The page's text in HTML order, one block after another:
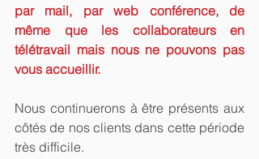
par mail, par web conférence, de
même que les collaborateurs en
télétravail mais nous ne pouvons pas
vous accueillir.
Nous continuerons à être présents aux
côtés de nos clients dans cette période
très difficile.